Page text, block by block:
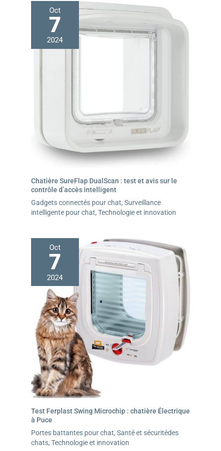
Oct
7
2024
Chatière SureFlap DualScan : test et avis sur le
contrôle d’accès intelligent
Gadgets connectés pour chat, Surveillance
intelligente pour chat, Technologie et innovation
Oct
7
2024
Test Ferplast Swing Microchip : chatière Électrique
à Puce
Portes battantes pour chat, Santé et sécuritédes
chats, Technologie et innovation